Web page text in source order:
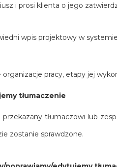
i prosi klienta o jego
wpis projektowy w
pracy, etapy jej
tłumaczenie
tłumaczowi lub
zostanie sprawdzone.